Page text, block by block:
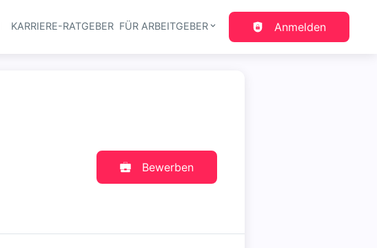
Haupt-Navigation
KARRIERE-RATGEBER FÜR ARBEITGEBER Anmelden
Bewerben